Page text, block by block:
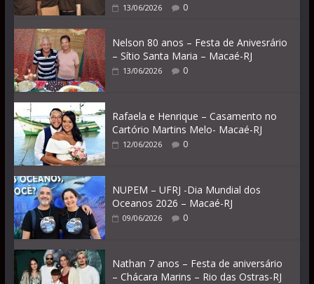
13/06/2026 0
Nelson 80 anos – Festa de Anivesrário
– Sítio Santa Maria – Macaé-RJ
13/06/2026 0
Rafaela e Henrique – Casamento no
Cartório Martins Melo- Macaé-RJ
12/06/2026 0
NUPEM – UFRJ -Dia Mundial dos
Oceanos 2026 – Macaé-RJ
09/06/2026 0
Nathan 7 anos – Festa de aniversário
– Chácara Marins – Rio das Ostras-RJ